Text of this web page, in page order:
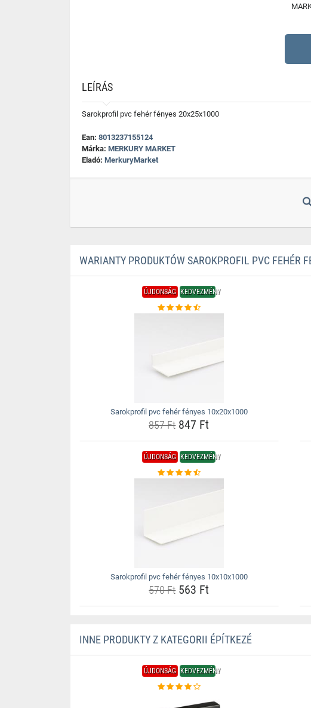
LEÍRÁS
Sarokprofil pvc fehér fényes 20x25x1000
Ean: 8013237155124
Márka: MERKURY MARKET
Eladó: MerkuryMarket
WARIANTY PRODUKTÓW SAROKPROFIL PVC FEHÉR
ÚJDONSÁG KEDVEZMÉNY
Sarokprofil pvc fehér fényes 10x20x1000
857 Ft847 Ft
ÚJDONSÁG KEDVEZMÉNY
Sarokprofil pvc fehér fényes 10x10x1000
570 Ft563 Ft
INNE PRODUKTY Z KATEGORII ÉPÍTKEZÉ
ÚJDONSÁG KEDVEZMÉNY